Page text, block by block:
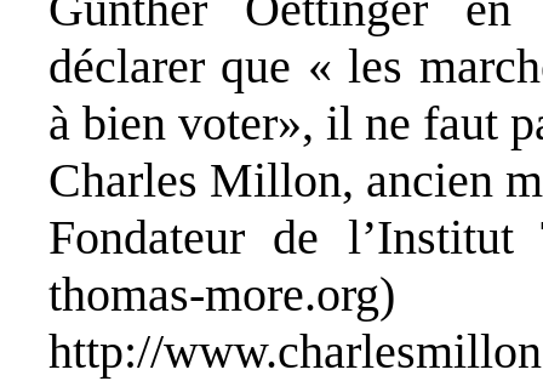
déclarer que «les
à bien voter», il ne faut
Charles Millon, ancien
Fondateur de
thomas-more.org)
http://